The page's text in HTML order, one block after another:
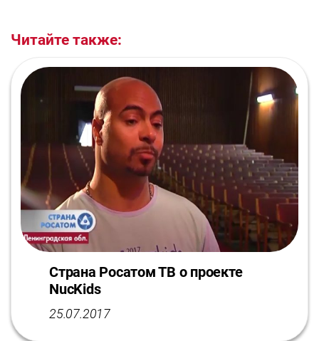
Читайте также:
Страна Росатом ТВ о проекте
NucKids
25.07.2017